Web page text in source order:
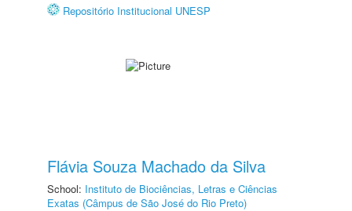
Repositório Institucional UNESP
Flávia Souza Machado da Silva
School: Instituto de Biociências, Letras e Ciências
Exatas (Câmpus de São José do Rio Preto)